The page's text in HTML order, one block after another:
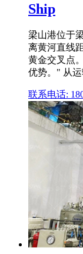
Ship
梁山港位于
离黄河直线
黄金交叉点
优势。" 从运
联系电话: